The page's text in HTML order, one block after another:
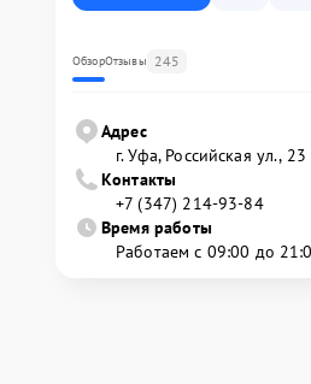
ОбзорОтзывы 245
Адрес
г. Уфа, Российская ул., 23
Контакты
+7 (347) 214-93-84
Время работы
Работаем с 09:00 до